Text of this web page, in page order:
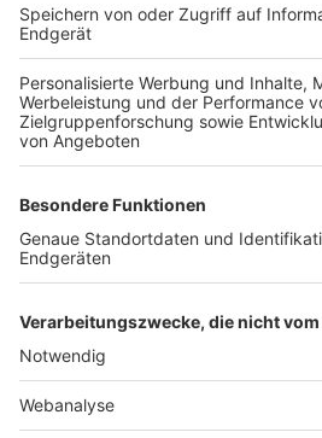
TOP-VEREINE
TOP-PARTNER
SFV DFB